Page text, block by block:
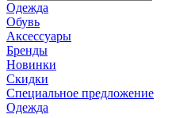
Одежда
Обувь
Аксессуары
Бренды
Новинки
Скидки
Специальное предложение
Одежда